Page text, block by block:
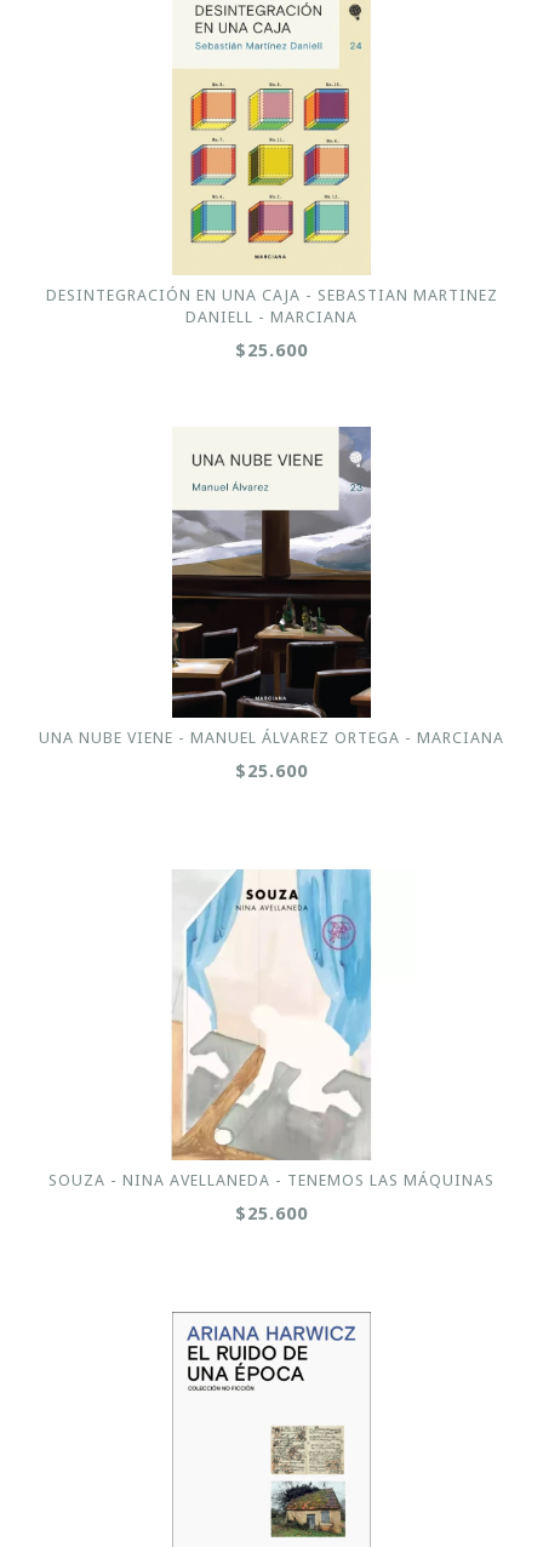
DESINTEGRACIÓN EN UNA CAJA - SEBASTIAN MARTINEZ
DANIELL - MARCIANA
$25.600
UNA NUBE VIENE - MANUEL ÁLVAREZ ORTEGA - MARCIANA
$25.600
SOUZA - NINA AVELLANEDA - TENEMOS LAS MÁQUINAS
$25.600